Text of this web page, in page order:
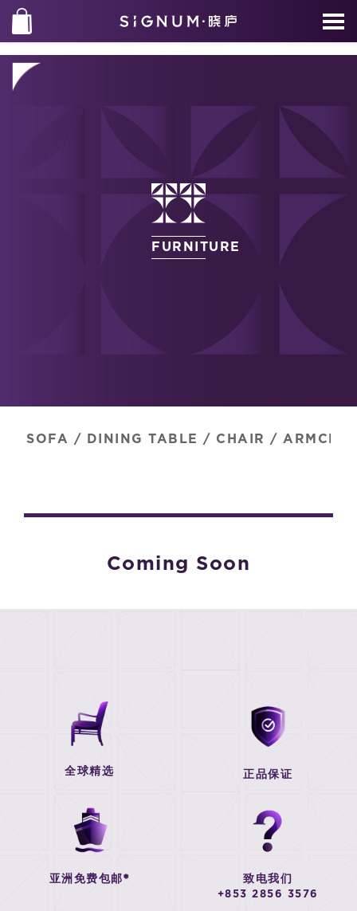
FURNITURE
SOFA / DINING TABLE / CHAIR /
Coming Soon
全球精选 正品保证
亚洲免费包邮* 致电我们
+853 2856 3576